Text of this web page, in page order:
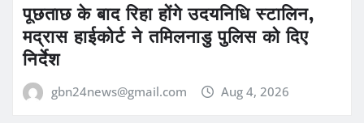
पूछताछ के बाद रिहा होंगे उदयनिधि स्टालिन,
मद्रास हाईकोर्ट ने तमिलनाडु पुलिस को दिए
निर्देश
gbn24news@gmail.com Aug 4, 2026